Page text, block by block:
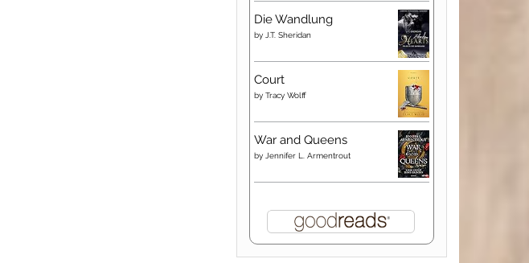
Die Wandlung
by J.T. Sheridan
Court
by Tracy Wolff
War and Queens
by Jennifer L. Armentrout